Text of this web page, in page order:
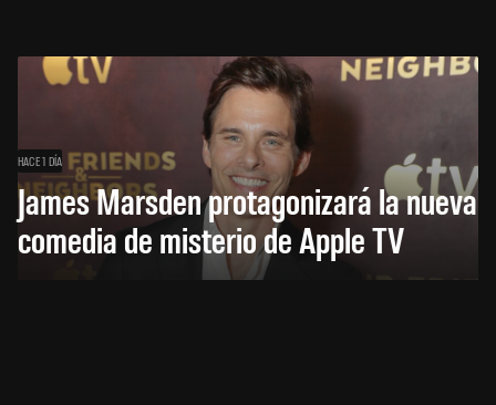
HACE 1 DÍA
James Marsden protagonizará la nueva
comedia de misterio de Apple TV